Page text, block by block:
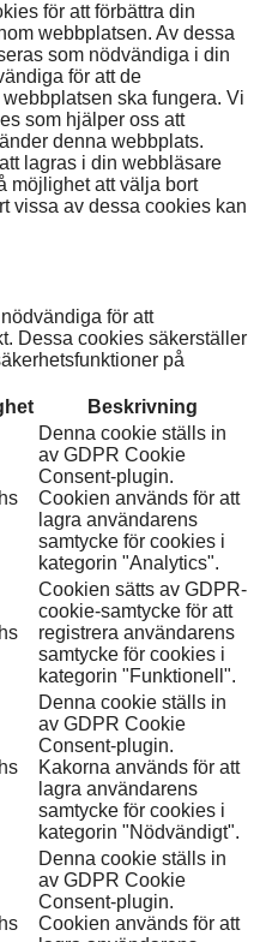
för att förbättra din
webbplatsen. Av dessa
som nödvändiga i din
för att de
ska fungera. Vi
som hjälper oss att
denna webbplats.
lagras i din webbläsare
möjlighet att välja bort
vissa av dessa cookies kan
för att
Dessa cookies säkerställer
på
Beskrivning
Denna cookie ställs in
av GDPR Cookie
Consent-plugin.
Cookien används för att
lagra användarens
samtycke för cookies i
kategorin "Analytics".
Cookien sätts av GDPR-
cookie-samtycke för att
registrera användarens
samtycke för cookies i
kategorin "Funktionell".
Denna cookie ställs in
av GDPR Cookie
Consent-plugin.
Kakorna används för att
lagra användarens
samtycke för cookies i
kategorin "Nödvändigt".
Denna cookie ställs in
av GDPR Cookie
Consent-plugin.
Cookien används för att